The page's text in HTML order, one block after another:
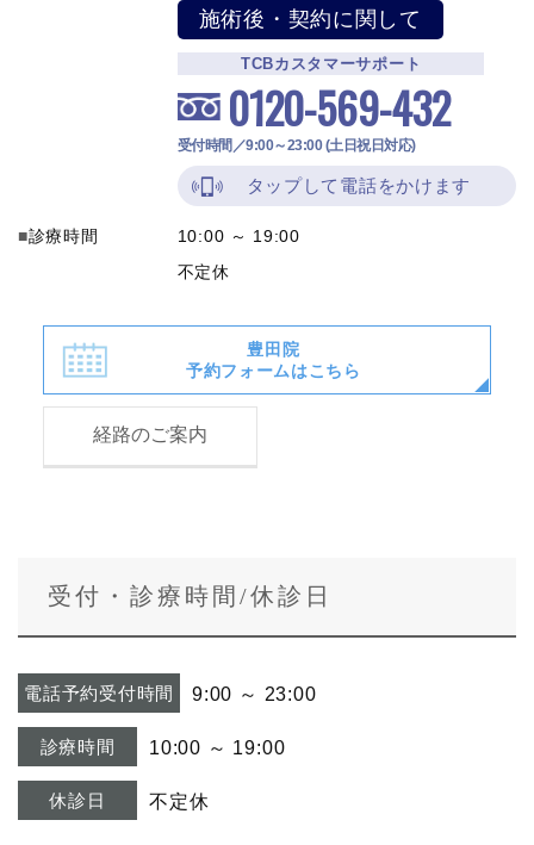
施術後・契約に関して
TCBカスタマーサポート
0120-569-432
受付時間／9:00～23:00 (土日祝日対応)
タップして電話をかけます
診療時間
10:00 ～ 19:00
不定休
豊田院
予約フォームはこちら
経路のご案内
受付・診療時間/休診日
電話予約受付時間 9:00 ～ 23:00
診療時間 10:00 ～ 19:00
休診日 不定休